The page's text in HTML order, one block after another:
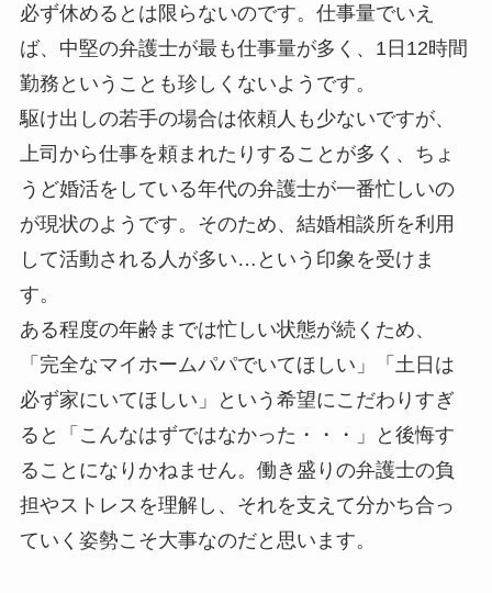
必ず休めるとは限らないのです。仕事量でいえ
ば、中堅の弁護士が最も仕事量が多く、1日12時間
勤務ということも珍しくないようです。
駆け出しの若手の場合は依頼人も少ないですが、
上司から仕事を頼まれたりすることが多く、ちょ
うど婚活をしている年代の弁護士が一番忙しいの
が現状のようです。そのため、結婚相談所を利用
して活動される人が多い…という印象を受けま
す。
ある程度の年齢までは忙しい状態が続くため、
「完全なマイホームパパでいてほしい」「土日は
必ず家にいてほしい」という希望にこだわりすぎ
ると「こんなはずではなかった・・・」と後悔す
ることになりかねません。働き盛りの弁護士の負
担やストレスを理解し、それを支えて分かち合っ
ていく姿勢こそ大事なのだと思います。